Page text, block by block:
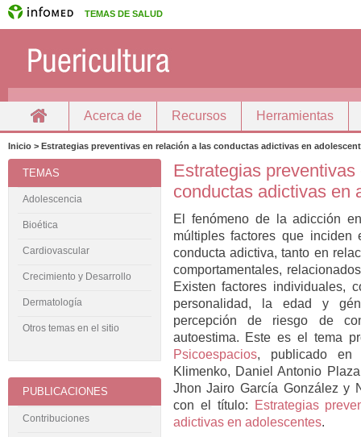
TEMAS DE SALUD
Acerca de Recursos Herramientas
Docencia
Inicio > Estrategias preventivas en relación a las conductas adictivas en
Estrategias
conductas adictivas en
El fenómeno de la adicción
múltiples factores que
conducta adictiva, tanto en
comportamentales,
Existen factores individuales,
personalidad, la edad y
percepción de riesgo de
autoestima. Este es el tema
Psicoespacios, publicado en
Klimenko, Daniel Antonio
Jhon Jairo García González y
con el título:
Estrategias
adictivas en adolescentes.
TEMAS
Adolescencia
Bioética
Cardiovascular
Crecimiento y Desarrollo
Dermatología
Otros temas en el sitio
PUBLICACIONES
Contribuciones